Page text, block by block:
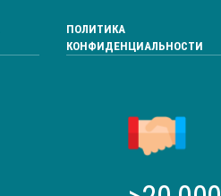
ПОЛИТИКА
КОНФИДЕНЦИАЛЬНОСТИ